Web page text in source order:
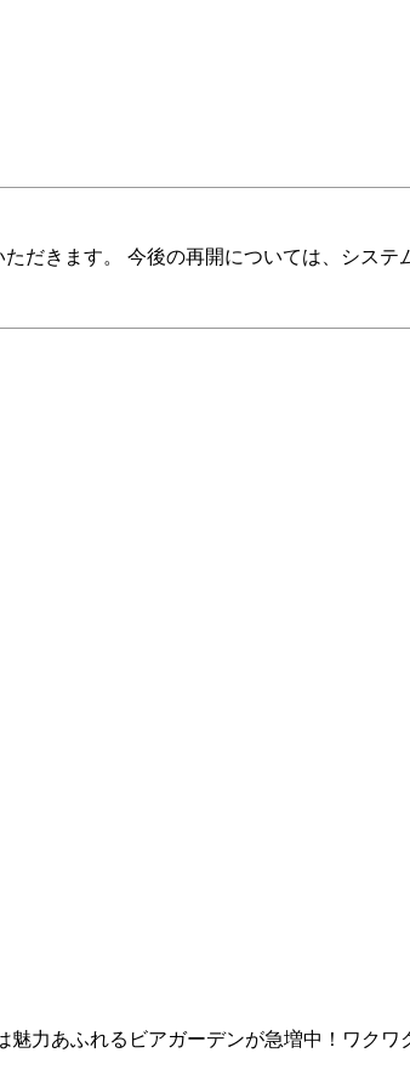
だきます。 今後の再開については、シス
力あふれるビアガーデンが急増中！ワクワ